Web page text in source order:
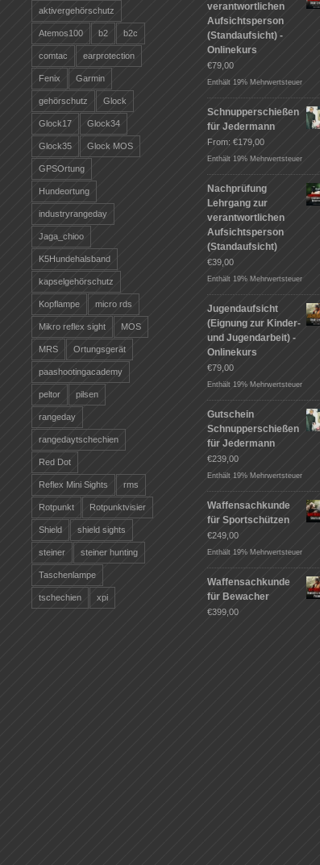
aktivergehörschutz
Atemos100 b2 b2c
comtac earprotection
Fenix Garmin
gehörschutz Glock
Glock17 Glock34
Glock35 Glock MOS
GPSOrtung
Hundeortung
industryrangeday
Jaga_chioo
K5Hundehalsband
kapselgehörschutz
Kopflampe micro rds
Mikro reflex sight MOS
MRS Ortungsgerät
paashootingacademy
peltor pilsen
rangeday
rangedaytschechien
Red Dot
Reflex Mini Sights rms
Rotpunkt Rotpunktvisier
Shield shield sights
steiner steiner hunting
Taschenlampe
tschechien xpi
verantwortlichen
Aufsichtsperson
(Standaufsicht) -
Onlinekurs
€79,00
Enthält 19% Mehrwertsteuer
Schnupperschießen
für Jedermann
From:€179,00
Enthält 19% Mehrwertsteuer
Nachprüfung
Lehrgang zur
verantwortlichen
Aufsichtsperson
(Standaufsicht)
€39,00
Enthält 19% Mehrwertsteuer
Jugendaufsicht
(Eignung zur Kinder-
und Jugendarbeit) -
Onlinekurs
€79,00
Enthält 19% Mehrwertsteuer
Gutschein
Schnupperschießen
für Jedermann
€239,00
Enthält 19% Mehrwertsteuer
Waffensachkunde
für Sportschützen
€249,00
Enthält 19% Mehrwertsteuer
Waffensachkunde
für Bewacher
€399,00